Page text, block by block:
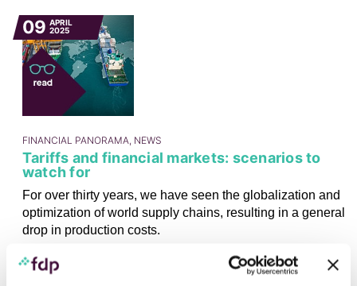
09 APRIL
2025
FINANCIAL PANORAMA, NEWS
Tariffs and financial markets: scenarios to
watch for
For over thirty years, we have seen the globalization and
optimization of world supply chains, resulting in a general
drop in production costs.
07 APRIL